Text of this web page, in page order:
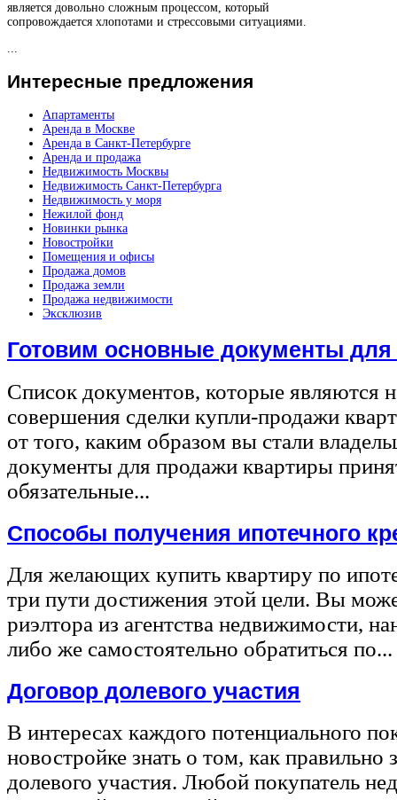
является довольно сложным процессом, который
сопровождается хлопотами и стрессовыми ситуациями.
Интересные предложения
Апартаменты
Аренда в Москве
Аренда в Санкт-Петербурге
Аренда и продажа
Недвижимость Москвы
Недвижимость Санкт-Петербурга
Недвижимость у моря
Нежилой фонд
Новинки рынка
Новостройки
Помещения и офисы
Продажа домов
Продажа земли
Продажа недвижимости
Эксклюзив
Готовим основные документы
Список документов, которые являются
совершения сделки купли-продажи
от того, каким образом вы стали
документы для продажи квартиры
обязательные...
Способы получения ипотечного
Для желающих купить квартиру по
три пути достижения этой цели. Вы
риэлтора из агентства недвижимости,
либо же самостоятельно обратиться по...
Договор долевого участия
В интересах каждого потенциального
новостройке знать о том, как правильно
долевого участия. Любой покупатель